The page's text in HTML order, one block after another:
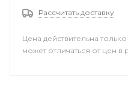
Рассчитать доставку
Цена действительна
может отличаться от цен в